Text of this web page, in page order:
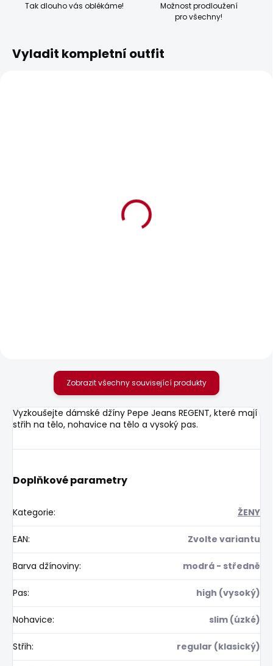
Tak dlouho vás oblékáme!
Možnost prodloužení
pro všechny!
Vyladit kompletní outfit
Zobrazit všechny související produkty
Vyzkoušejte dámské džíny Pepe Jeans REGENT, které mají
střih na tělo, nohavice na tělo a vysoký pas.
Doplňkové parametry
Kategorie: ŽENY
EAN: Zvolte variantu
Barva džínoviny: modrá - středně
Pas: high (vysoký)
Nohavice: slim (úzké)
Střih: regular (klasický)